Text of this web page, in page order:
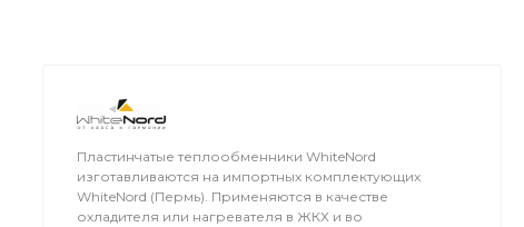
Пластинчатые теплообменники WhiteNord
изготавливаются на импортных комплектующих
WhiteNord (Пермь). Применяются в качестве
охладителя или нагревателя в ЖКХ и во